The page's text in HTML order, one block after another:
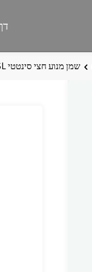
שמן מנוע חצי סינטטי GOLD SL‏ 1 ליטר 15W-40 ‏KIXX